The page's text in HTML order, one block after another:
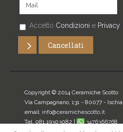
Accetto Condizioni e Privacy
Copyright © 2014 Ceramiche Scotto
Via Campagnano, 131 - 80077 - Ischia
email: info@ceramichescotto.it
Tel. 081.19303082 |
3476366768